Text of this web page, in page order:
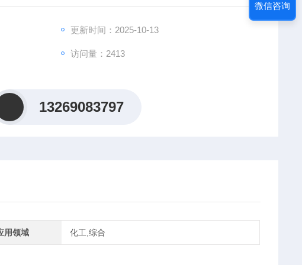
更新时间：2025-10-13
访问量：2413
13269083797
用领域 化工,综合
微信咨询